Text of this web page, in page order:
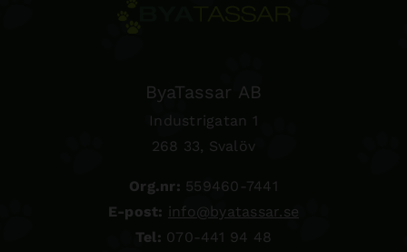
ByaTassar AB
Industrigatan 1
268 33, Svalöv
Org.nr: 559460-7441
E-post: info@byatassar.se
Tel: 070-441 94 48